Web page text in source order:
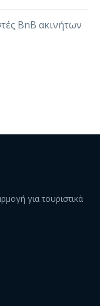
BnB ακινήτων
για τουριστικά